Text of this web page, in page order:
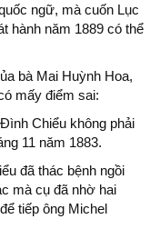
ngữ, mà cuốn Lục
hành năm 1889 có thể
bà Mai Huỳnh Hoa,
mấy điểm sai:
Chiểu không phải
11 năm 1883.
đã thác bệnh ngồi
mà cụ đã nhờ hai
tiếp ông Michel